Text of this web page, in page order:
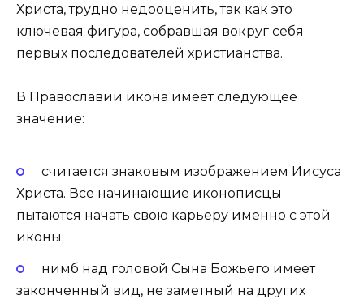
Христа, трудно недооценить, так как это
ключевая фигура, собравшая вокруг себя
первых последователей христианства.
В Православии икона имеет следующее
значение:
считается знаковым изображением Иисуса
Христа. Все начинающие иконописцы
пытаются начать свою карьеру именно с этой
иконы;
нимб над головой Сына Божьего имеет
законченный вид, не заметный на других